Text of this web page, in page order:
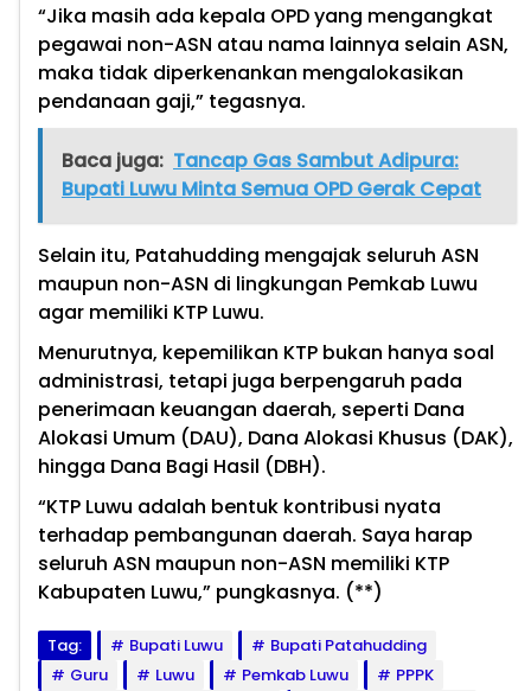
“Jika masih ada kepala OPD yang mengangkat
pegawai non-ASN atau nama lainnya selain ASN,
maka tidak diperkenankan mengalokasikan
pendanaan gaji,” tegasnya.
Baca juga: Tancap Gas Sambut Adipura:
Bupati Luwu Minta Semua OPD Gerak Cepat
Selain itu, Patahudding mengajak seluruh ASN
maupun non-ASN di lingkungan Pemkab Luwu
agar memiliki KTP Luwu.
Menurutnya, kepemilikan KTP bukan hanya soal
administrasi, tetapi juga berpengaruh pada
penerimaan keuangan daerah, seperti Dana
Alokasi Umum (DAU), Dana Alokasi Khusus (DAK),
hingga Dana Bagi Hasil (DBH).
“KTP Luwu adalah bentuk kontribusi nyata
terhadap pembangunan daerah. Saya harap
seluruh ASN maupun non-ASN memiliki KTP
Kabupaten Luwu,” pungkasnya. (**)
Tag: Bupati Luwu
Bupati Patahudding
Guru
Luwu Pemkab Luwu
PPPK